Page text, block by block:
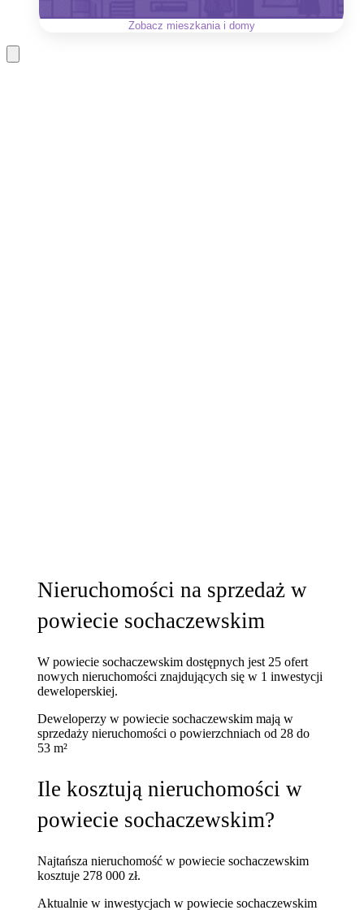
Zobacz mieszkania i domy
Nieruchomości na sprzedaż w
powiecie sochaczewskim
W powiecie sochaczewskim dostępnych jest 25 ofert
nowych nieruchomości znajdujących się w 1 inwestycji
deweloperskiej.
Deweloperzy w powiecie sochaczewskim mają w
sprzedaży nieruchomościo powierzchniach od 28 do
53 m²
Ile kosztują nieruchomości w
powiecie sochaczewskim?
Najtańsza nieruchomość w powiecie sochaczewskim
kosztuje 278 000 zł.
Aktualnie w inwestycjach w powiecie sochaczewskim